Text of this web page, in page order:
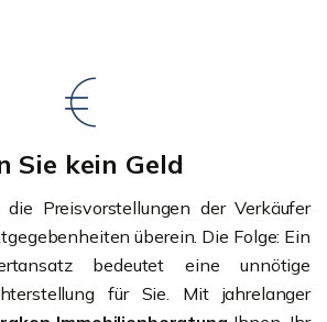
Sie kein Geld
Preisvorstellungen der Verkäufer
überein. Die Folge: Ein
bedeutet eine unnötige
für Sie. Mit jahrelanger